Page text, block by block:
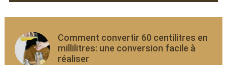
Comment convertir 60 centilitres en
millilitres: une conversion facile à
réaliser